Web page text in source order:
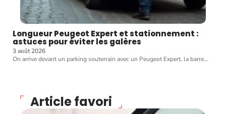
Longueur Peugeot Expert et stationnement :
astuces pour éviter les galères
3 août 2026
On arrive devant un parking souterrain avec un Peugeot Expert, la barre…
Article favori